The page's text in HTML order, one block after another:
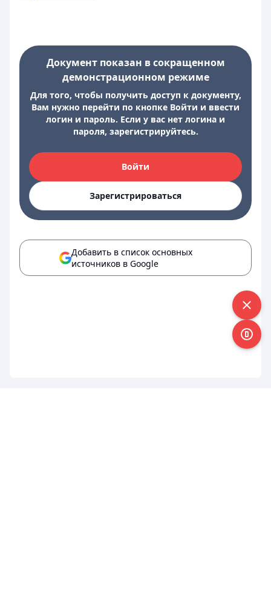
Документ показан в сокращенном
демонстрационном режиме
Для того, чтобы получить доступ к документу,
Вам нужно перейти по кнопке Войти и ввести
логин и пароль. Если у вас нет логина и
пароля, зарегистрируйтесь.
Войти
Зарегистрироваться
Добавить в список основных
источников в Google